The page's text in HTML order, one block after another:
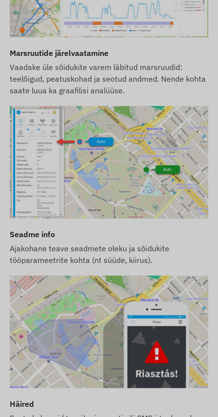
Marsruutide järelvaatamine
Vaadake üle sõidukite varem läbitud marsruudid:
teelõigud, peatuskohad ja seotud andmed. Nende kohta
saate luua ka graafilisi analüüse.
Seadme info
Ajakohane teave seadmete oleku ja sõidukite
tööparameetrite kohta (nt süüde, kiirus).
Häired